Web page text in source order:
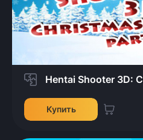
Hentai Shooter 3D:
Купить